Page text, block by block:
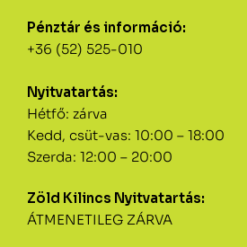
Pénztár és információ:
+36 (52) 525-010
Nyitvatartás:
Hétfő: zárva
Kedd, csüt-vas: 10:00 – 18:00
Szerda: 12:00 – 20:00
Zöld Kilincs Nyitvatartás:
ÁTMENETILEG ZÁRVA